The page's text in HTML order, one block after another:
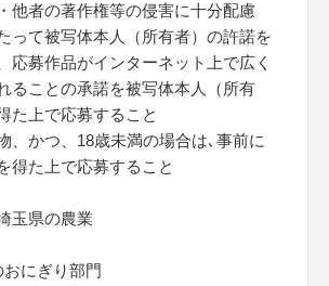
他者の著作権等の侵害に十分配慮
って被写体本人（所有者）の許諾を
応募作品がインターネット上で広く
ることの承諾を被写体本人（所有
た上で応募すること
、かつ、18歳未満の場合は､事前に
得た上で応募すること
玉県の農業
おにぎり部門